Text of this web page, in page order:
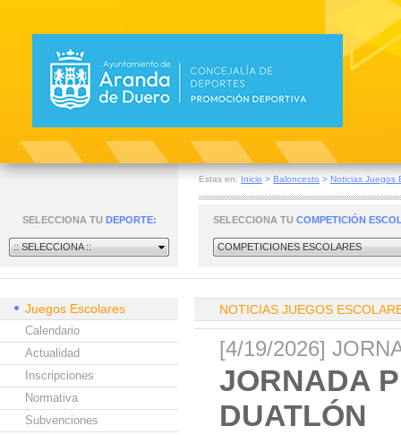
Estas en: Inicio > Baloncesto > Noticias Juegos
SELECCIONA TU DEPORTE:
:: SELECCIONA ::
SELECCIONA TU COMPETICIÓN
COMPETICIONES ESCOLARES
Juegos Escolares
Calendario
Actualidad
Inscripciones
Normativa
Subvenciones
NOTICIAS JUEGOS
[4/19/2026]
JORNADA
DUATLÓN